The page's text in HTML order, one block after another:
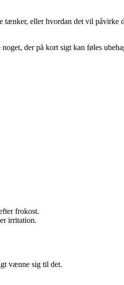
eller hvordan det vil påvirke
der på kort sigt kan føles
frokost.
irritation.
vænne sig til det.